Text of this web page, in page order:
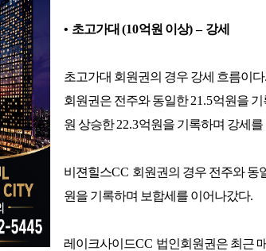
• 초고가대 (10억원 이상)– 강세
초고가대 회원권의 경우 강세 흐름이다.
회원권은 전주와 동일한21.5억원을
원 상승한22.3억원을 기록하며 강세를
비젼힐스CC 회원권의 경우 전주와 동
원을 기록하며 보합세를 이어나갔다.
레이크사이드CC 법인회원권은 최근